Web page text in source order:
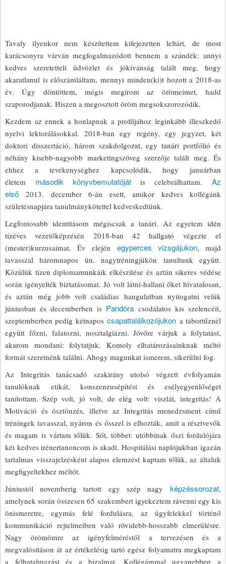
Tavaly ilyenkor nem készítettem kifejezetten leltárt, de most
karácsonyra várván megfogalmazódott bennem a szándék: annyi
kedves szeretetteli üdvözlet és jókívánság talált meg, hogy
akaratlanul is előszámláltam, mennyi minden(ki)t hozott a 2018-as
év. Úgy döntöttem, mégis megírom az örömeimet, hadd
szaporodjanak. Hiszen a megosztott öröm megsokszorozódik.
Kezdem az ennek a honlapnak a profiljához leginkább illeszkedő
nyelvi lektorálásokkal. 2018-ban egy regény, egy jegyzet, két
doktori disszertáció, három szakdolgozat, egy tanári portfólió és
néhány kisebb-nagyobb marketingszöveg szerzője talált meg. És
ehhez a tevékenységhez kapcsolódik, hogy januárban
életem második könyvbemutatójátis celebrálhattam.Az
első 2013. december 6-án esett, amikor kedves kollégánk
születésnapjára tanulmánykötettel kedveskedtünk.
Legfontosabb identitásom mégiscsak a tanári. Az egyetem idén
tízéves vezetőképzésén 2018-ban 42 hallgató végezte el
(mester)kurzusaimat. Év elején egyperces vizsgájukon, majd
tavasszal háromnapos ún. nagytréningjükön tanultunk együtt.
Közülük tízen diplomamunkáik elkészítése és aztán sikeres védése
során igényelték biztatásomat. Jó volt látni-hallani őket hivatalosan,
és aztán még jobb volt családias hangulatban nyitogatni velük
júniusban és decemberben is Pandóra csodálatos kis szelencéit,
szeptemberben pedig kétnaposcsapattalálkozójukon a tábortűznél
együtt főzni, falatozni, nosztalgiázni. Jövőre várjuk a folytatást,
akarom mondani: folytatjuk. Komoly elhatározásainknak méltó
formát szeretnénk találni. Ahogy magunkat ismerem, sikerülni fog.
Az Integritás tanácsadó szakirány utolsó végzett évfolyamán
tanulóknak etikát, konszenzusépítést és esélyegyenlőséget
tanítottam. Szép volt, jó volt, de elég volt: viszlát, integritás! A
Motiváció és ösztönzés, illetve az Integritás menedzsment című
tréningek tavasszal, nyáron és ősszel is elhozták, amit a résztvevők
és magam is vártam tőlük. Sőt, többet: utóbbinak őszi fordulójára
két kedves trénertanoncom is akadt. Hospitálási naplójukban igazán
tartalmas visszajelzésként alapos elemzést kaptam tőlük, az általuk
megfigyeltekhez méltót.
Júniustól novemberig tartott egy szép nagy képzéssorozat,
amelynek során összesen 65 szakembert igyekeztem rávenni egy kis
önismeretre, egymás felé fordulásra, az ügyfelekkel történő
kommunikáció rejtelmeiben való rövidebb-hosszabb elmerülésre.
Nagy örömömre az igényfelméréstől a tervezésen és a
megvalósításon át az értékelésig tartó egész folyamatra megkaptam
a felhatalmazást és a bizalmat. Kollégámmal ugyanebben a